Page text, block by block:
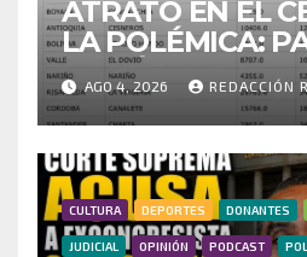
ATRATO EN EL
LA POLÉMICA:
HISTÓRICO
CENSO
INVESTIGAR
FRAUDE
AGO 4, 2026 REDACCIÓN
CULTURA DEPORTES DONANTES
JUDICIAL OPINIÓN PODCAST